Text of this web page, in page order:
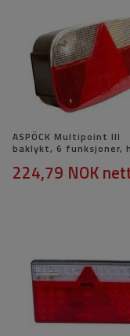
ASPÖCK Multipoint III
baklykt, 6 funksjoner,
224,79 NOK